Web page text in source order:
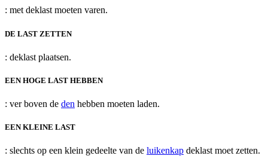
: met deklast moeten varen.
DE LAST ZETTEN
: deklast plaatsen.
EEN HOGE LAST HEBBEN
: ver boven de den hebben moeten laden.
EEN KLEINE LAST
: slechts op een klein gedeelte van de luikenkap deklast moet zetten.